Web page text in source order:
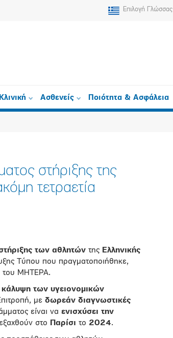
Επιλογή Γλώσσας
Ασθενείς Ποιότητα & Ασφάλεια
στήριξης της
τετραετία
των αθλητώντης Ελληνικής
Τύπου που πραγματοποιήθηκε,
του ΜΗΤΕΡΑ.
των υγειονομικών
με δωρεάν διαγνωστικές
είναι να ενισχύσει την
στο Παρίσι το 2024.